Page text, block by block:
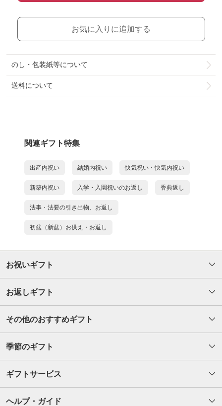
お気に入りに追加する
のし・包装紙等について
送料について
関連ギフト特集
出産内祝い 結婚内祝い 快気祝い・快気内祝い
新築内祝い 入学・入園祝いのお返し 香典返し
法事・法要の引き出物、お返し
初盆（新盆）お供え・お返し
お祝いギフト
お返しギフト
その他のおすすめギフト
季節のギフト
ギフトサービス
ヘルプ・ガイド